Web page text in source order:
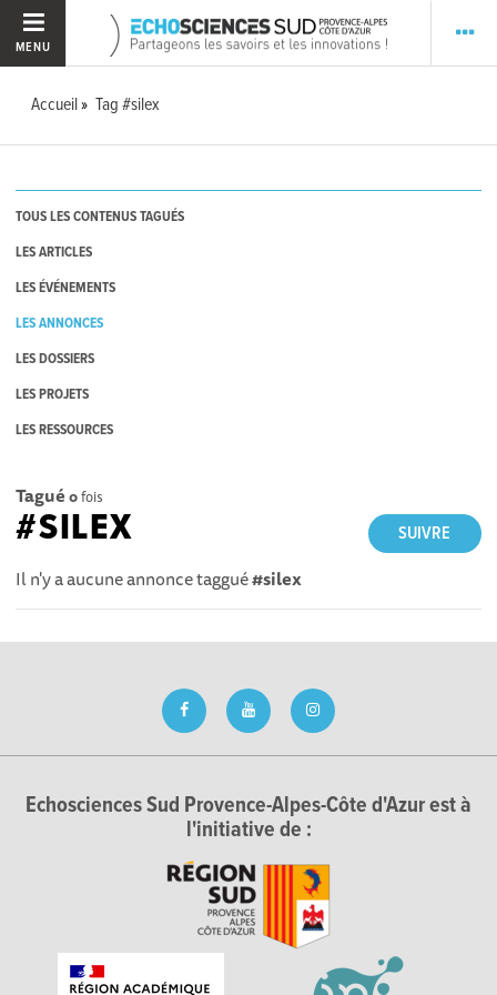
MENU
Accueil Tag #silex
TOUS LES CONTENUS TAGUÉS
LES ARTICLES
LES ÉVÉNEMENTS
LES ANNONCES
LES DOSSIERS
LES PROJETS
LES RESSOURCES
Tagué 0fois
SUIVRE
#SILEX
Il n'y a aucune annonce taggué#silex
Echosciences Sud Provence-Alpes-Côte d'Azur est à
l'initiative de :